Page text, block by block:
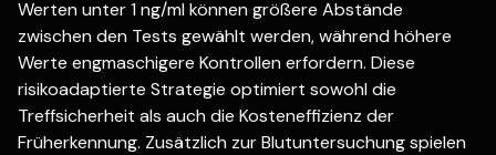
Werten unter 1 ng/ml können größere Abstände
zwischen den Tests gewählt werden, während höhere
Werte engmaschigere Kontrollen erfordern. Diese
risikoadaptierte Strategie optimiert sowohl die
Treffsicherheit als auch die Kosteneffizienz der
Früherkennung. Zusätzlich zur Blutuntersuchung spielen